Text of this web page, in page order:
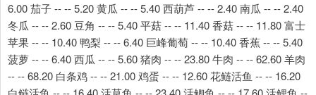
6.00 茄子 -- -- 5.20 黄瓜 -- -- 5.40 西葫芦 -- -- 2.40 南瓜 -- -- 2.40
冬瓜 -- -- 2.60 豆角 -- -- 5.40 平菇 -- -- 11.40 香菇 -- -- 11.80 富士
苹果 -- -- 10.40 鸭梨 -- -- 6.40 巨峰葡萄 -- -- 10.40 香蕉 -- -- 5.40
菠萝 -- -- 6.40 西瓜 -- -- 5.60 猪肉 -- -- 23.80 牛肉 -- -- 62.60 羊肉
-- -- 68.20 白条鸡 -- -- 21.00 鸡蛋 -- -- 12.60 花鲢活鱼 -- -- 16.20